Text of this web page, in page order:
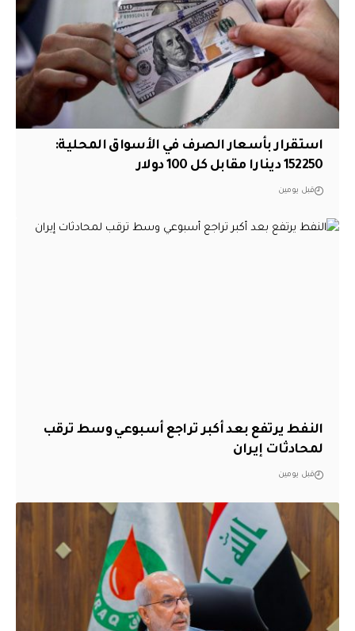
استقرار بأسعار الصرف في الأسواق المحلية:
152250 دينارا مقابل كل 100 دولار
قبل يومين
النفط يرتفع بعد أكبر تراجع أسبوعي وسط ترقب
لمحادثات إيران
قبل يومين